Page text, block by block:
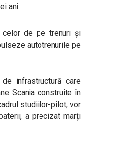
ani.
celor de pe trenuri și
autotrenurile pe
infrastructură care
Scania construite în
studiilor-pilot, vor
a precizat marți